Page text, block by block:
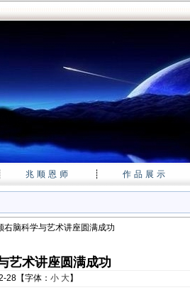
兆顺恩师 ┊ 作品展示
脑科学与艺术讲座圆满成功
艺术讲座圆满成功
28【字体： 小 大】